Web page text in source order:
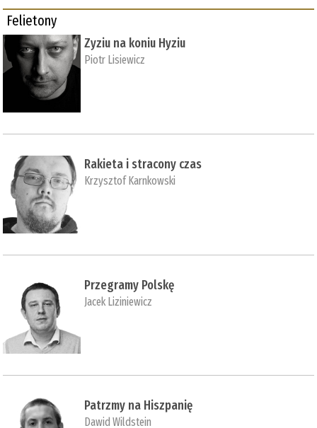
Felietony
Zyziu na koniu Hyziu
Piotr Lisiewicz
Rakieta i stracony czas
Krzysztof Karnkowski
Przegramy Polskę
Jacek Liziniewicz
Patrzmy na Hiszpanię
Dawid Wildstein